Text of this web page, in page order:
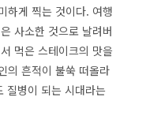
하게 찍는 것이다. 여행
사소한 것으로 날려버
먹은 스테이크의 맛을
의 흔적이 불쑥 떠올라
질병이 되는 시대라는